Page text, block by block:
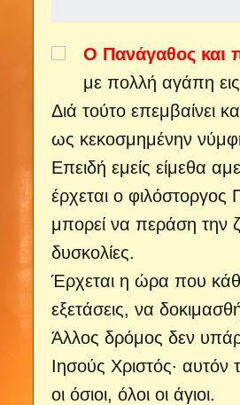
Ο Πανάγαθος και
με πολλή αγάπη
Διά τούτο επεμβαίνει
ως κεκοσμημένην
Επειδή εμείς είμεθα
έρχεται ο
μπορεί να περάση την
δυσκολίες.
Έρχεται η ώρα που
εξετάσεις, να
Άλλος δρόμος δεν
Ιησούς Χριστός· αυτόν
οι όσιοι, όλοι οι άγιοι.